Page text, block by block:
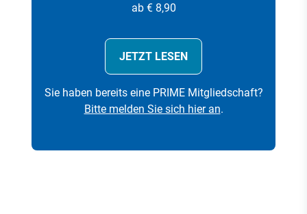
ab € 8,90
JETZT LESEN
Sie haben bereits eine PRIME Mitgliedschaft?
Bitte melden Sie sich hier an.